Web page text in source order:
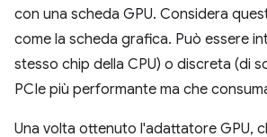
con una scheda GPU. Considera
come la scheda grafica. Può essere
stesso chip della CPU) o discreta (di
PCIe più performante ma che
Una volta ottenuto l'adattatore GPU,